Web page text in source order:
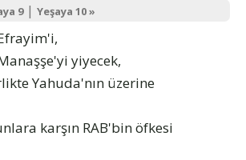
9| Yeşaya 10 »
yiyecek,
Yahuda'nın üzerine
karşın RAB'bin öfkesi